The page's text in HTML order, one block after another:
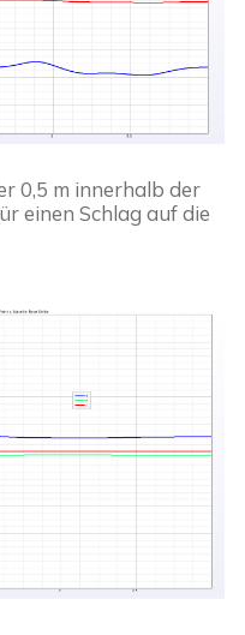
0,5 m innerhalb der
einen Schlag auf die